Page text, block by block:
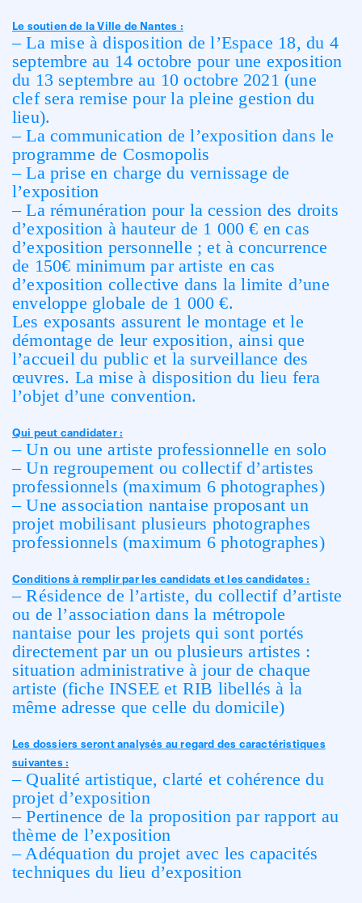
Le soutien de la Ville de Nantes :
– La mise à disposition de l’Espace 18, du 4
septembre au 14 octobre pour une exposition
du 13 septembre au 10 octobre 2021 (une
clef sera remise pour la pleine gestion du
lieu).
– La communication de l’exposition dans le
programme de Cosmopolis
– La prise en charge du vernissage de
l’exposition
– La rémunération pour la cession des droits
d’exposition à hauteur de 1 000 € en cas
d’exposition personnelle ; et à concurrence
de 150€ minimum par artiste en cas
d’exposition collective dans la limite d’une
enveloppe globale de 1 000 €.
Les exposants assurent le montage et le
démontage de leur exposition, ainsi que
l’accueil du public et la surveillance des
œuvres. La mise à disposition du lieu fera
l’objet d’une convention.
Qui peut candidater :
– Un ou une artiste professionnelle en solo
– Un regroupement ou collectif d’artistes
professionnels (maximum 6 photographes)
– Une association nantaise proposant un
projet mobilisant plusieurs photographes
professionnels (maximum 6 photographes)
Conditions à remplir par les candidats et les candidates :
– Résidence de l’artiste, du collectif d’artiste
ou de l’association dans la métropole
nantaise pour les projets qui sont portés
directement par un ou plusieurs artistes :
situation administrative à jour de chaque
artiste (fiche INSEE et RIB libellés à la
même adresse que celle du domicile)
Les dossiers seront analysés au regard des caractéristiques
suivantes :
– Qualité artistique, clarté et cohérence du
projet d’exposition
– Pertinence de la proposition par rapport au
thème de l’exposition
– Adéquation du projet avec les capacités
techniques du lieu d’exposition